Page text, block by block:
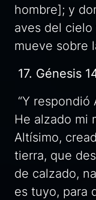
hombre]; y
aves del
mueve sobre
17. Génesis
“Y respondió
He alzado mi
Altísimo,
tierra, que
de calzado,
es tuyo, para